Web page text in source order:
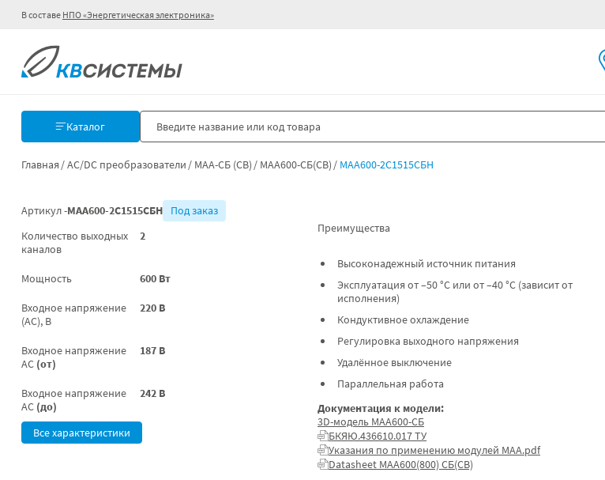
В составе НПО «Энергетическая электроника»
Каталог
Главная AC/DC преобразователи МАА-СБ (СВ) МАА600-СБ(СВ) МАА600-2С1515СБН
Артикул -МАА600-2С1515СБН
Под заказ
Количество выходных
каналов
2
Мощность 600 Вт
Входное напряжение
(AC), В
220 В
Входное напряжение
AC (от)
187 В
Входное напряжение
AC (до)
242 В
Все характеристики
Преимущества
Высоконадежный источник питания
Эксплуатация от –50 °C или от –40 °C (зависит от
исполнения)
Кондуктивное охлаждение
Регулировка выходного напряжения
Удалённое выключение
Параллельная работа
Документация к модели:
3D-модель МАА600-СБ
БКЯЮ.436610.017 ТУ
Указания по применению модулей МАА.pdf
Datasheet МАА600(800) СБ(СВ)